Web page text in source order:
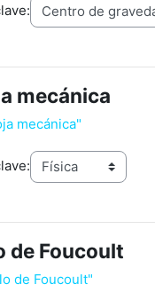
mecánica
mecánica"
de Foucoult
de Foucoult"